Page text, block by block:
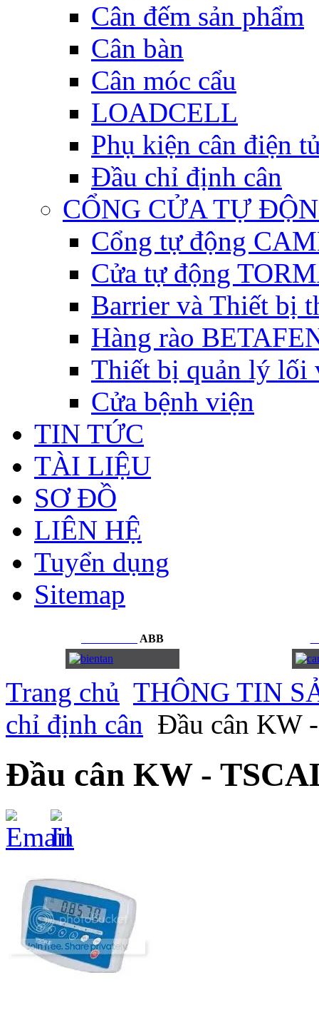
Cân đếm sản phẩm
Cân bàn
Cân móc cẩu
LOADCELL
Phụ kiện cân điện
Đầu chỉ định cân
CỔNG CỬA TỰ
Cổng tự động
Cửa tự động
Barrier và Thiết bị
Hàng rào
Thiết bị quản lý lối
Cửa bệnh viện
TIN TỨC
TÀI LIỆU
SƠ ĐỒ
LIÊN HỆ
Tuyển dụng
Sitemap
ABB
Trang chủ THÔNG TIN
chỉ định cân Đầu cân KW
Đầu cân KW -